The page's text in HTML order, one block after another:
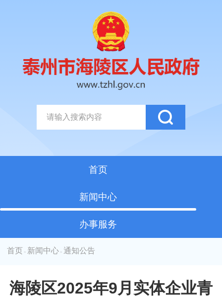
首页
新闻中心
办事服务
首页 > 新闻中心 > 通知公告
海陵区2025年9月实体企业青